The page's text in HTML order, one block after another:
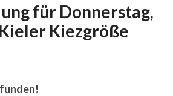
für Donnerstag,
Kiezgröße